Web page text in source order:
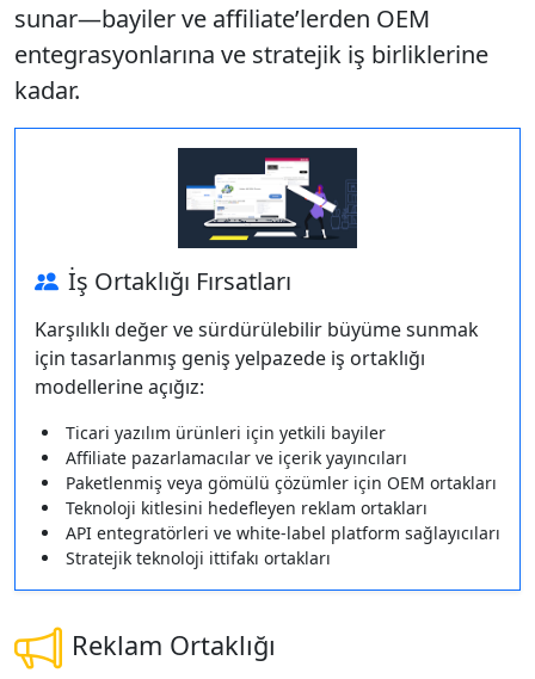
sunar—bayiler ve affiliate’lerden OEM
entegrasyonlarına ve stratejik iş birliklerine
kadar.
İş Ortaklığı Fırsatları
Karşılıklı değer ve sürdürülebilir büyüme sunmak
için tasarlanmış geniş yelpazede iş ortaklığı
modellerine açığız:
Ticari yazılım ürünleri için yetkili bayiler
Affiliate pazarlamacılar ve içerik yayıncıları
Paketlenmiş veya gömülü çözümler için OEM ortakları
Teknoloji kitlesini hedefleyen reklam ortakları
API entegratörleri ve white-label platform sağlayıcıları
Stratejik teknoloji ittifakı ortakları
Reklam Ortaklığı